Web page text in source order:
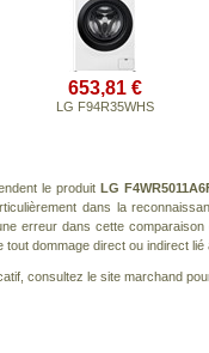
653,81 €
LG F94R35WHS
le produit LG
dans la
erreur dans cette comparaison
dommage direct ou indirect lié
consultez le site marchand